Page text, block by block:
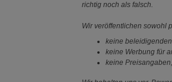
richtig noch als falsch.
Wir veröffentlichen sowohl
keine
keine Werbung für
keine